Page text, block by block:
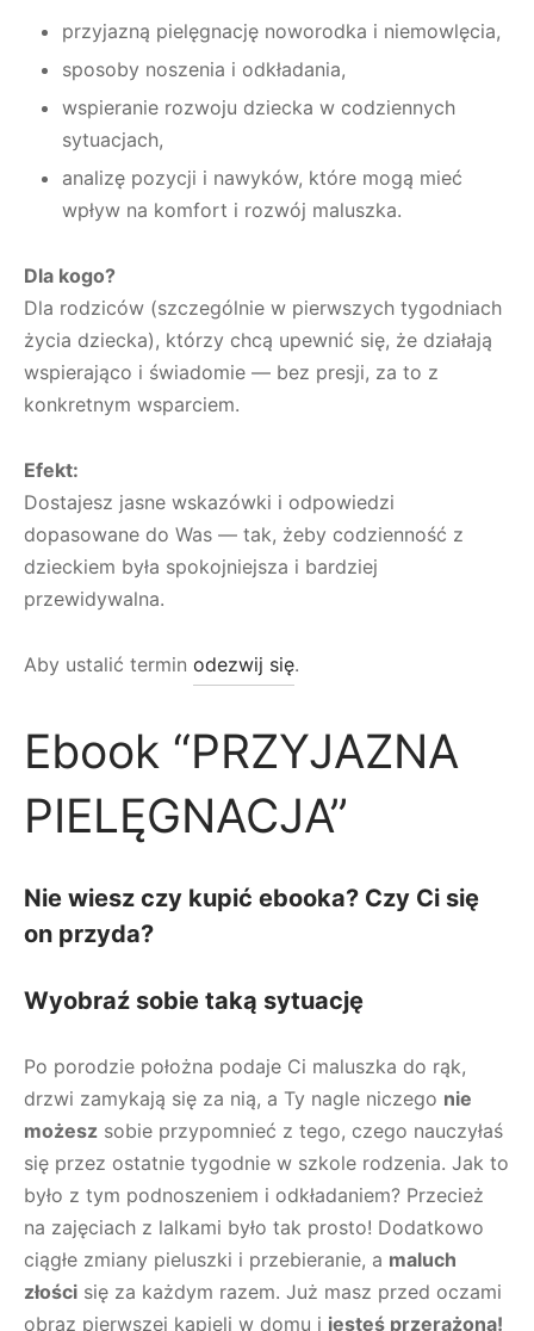
przyjazną pielęgnację noworodka i niemowlęcia,
sposoby noszenia i odkładania,
wspieranie rozwoju dziecka w codziennych
sytuacjach,
analizę pozycji i nawyków, które mogą mieć
wpływ na komfort i rozwój maluszka.
Dla kogo?
Dla rodziców (szczególnie w pierwszych tygodniach
życia dziecka), którzy chcą upewnić się, że działają
wspierająco i świadomie — bez presji, za to z
konkretnym wsparciem.
Efekt:
Dostajesz jasne wskazówki i odpowiedzi
dopasowane do Was — tak, żeby codzienność z
dzieckiem była spokojniejsza i bardziej
przewidywalna.
Aby ustalić termin odezwij się.
Ebook “PRZYJAZNA
PIELĘGNACJA”
Nie wiesz czy kupić ebooka? Czy Ci się
on przyda?
Wyobraź sobie taką sytuację
Po porodzie położna podaje Ci maluszka do rąk,
drzwi zamykają się za nią, a Ty nagle niczego nie
możesz sobie przypomnieć z tego, czego nauczyłaś
się przez ostatnie tygodnie w szkole rodzenia. Jak to
było z tym podnoszeniem i odkładaniem? Przecież
na zajęciach z lalkami było tak prosto! Dodatkowo
ciągłe zmiany pieluszki i przebieranie, a maluch
złości się za każdym razem. Już masz przed oczami
obraz pierwszej kąpieli w domu i jesteś przerażona!